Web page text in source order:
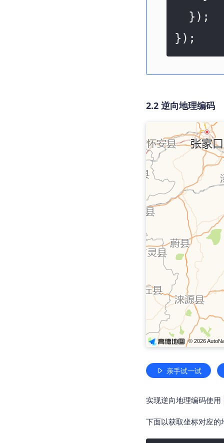
});
2.2 逆向地理编码
亲手试一试
实现逆向地理编码使用
下面以获取坐标对应的